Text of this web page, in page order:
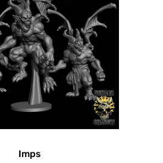
Imps